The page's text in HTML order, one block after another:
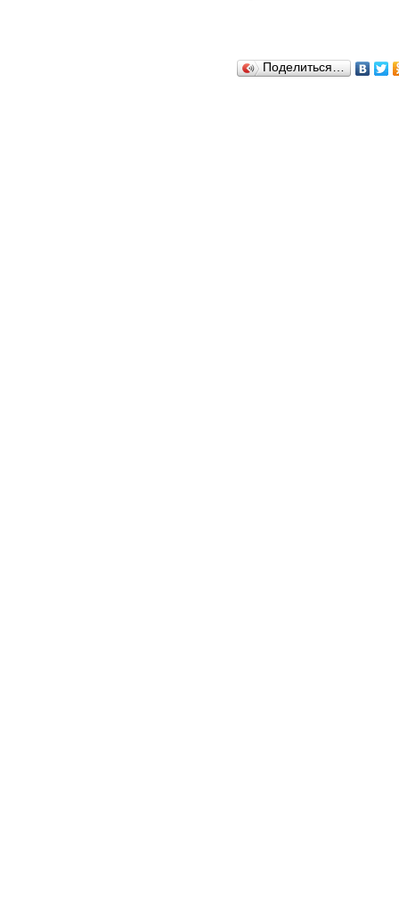
Поделиться…